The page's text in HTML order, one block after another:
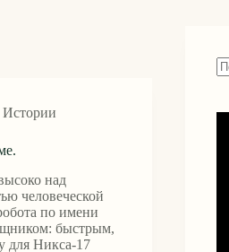
над
человеческой
по имени
быстрым,
для Никса-17